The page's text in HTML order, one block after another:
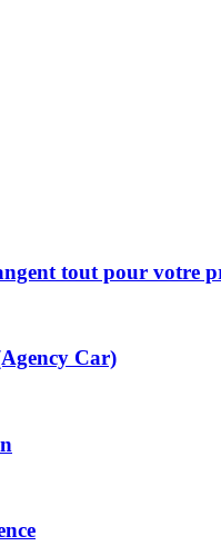
tout pour votre
Car)